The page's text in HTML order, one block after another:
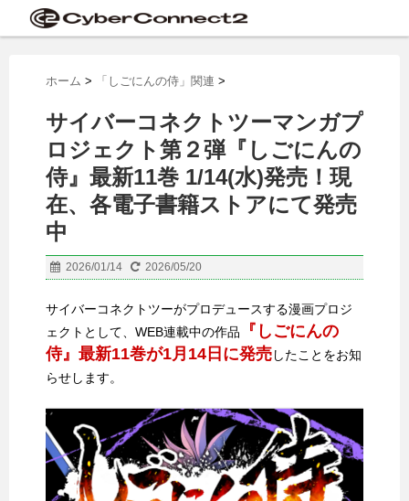
ホーム > 「しごにんの侍」関連 >
サイバーコネクトツーマンガプ
ロジェクト第２弾『しごにんの
侍』最新11巻 1/14(水)発売！現
在、各電子書籍ストアにて発売
中
2026/01/14 2026/05/20
サイバーコネクトツーがプロデュースする漫画プロジ
ェクトとして、WEB連載中の作品
『しごにんの
侍』最新11巻が1月14日に発売したことをお知
らせします。